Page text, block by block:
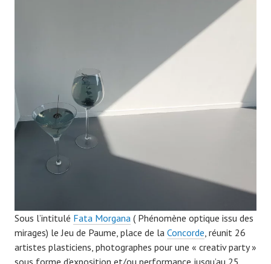
0
7
Sous l’intitulé Fata Morgana ( Phénomène optique issu des
mirages) le Jeu de Paume, place de la Concorde, réunit 26
artistes plasticiens, photographes pour une « creativ party »